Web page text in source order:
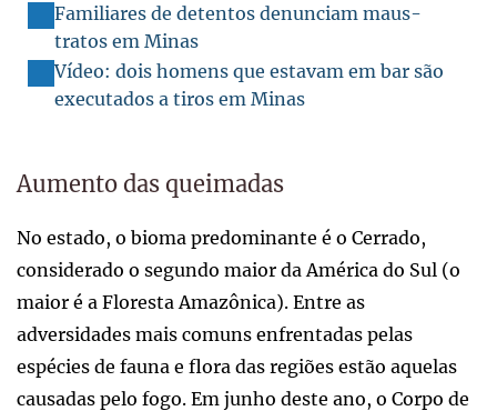
Familiares de detentos denunciam maus-
tratos em Minas
Vídeo: dois homens que estavam em bar são
executados a tiros em Minas
Aumento das queimadas
No estado, o bioma predominante é o Cerrado,
considerado o segundo maior da América do Sul (o
maior é a Floresta Amazônica). Entre as
adversidades mais comuns enfrentadas pelas
espécies de fauna e flora das regiões estão aquelas
causadas pelo fogo. Em junho deste ano, o Corpo de